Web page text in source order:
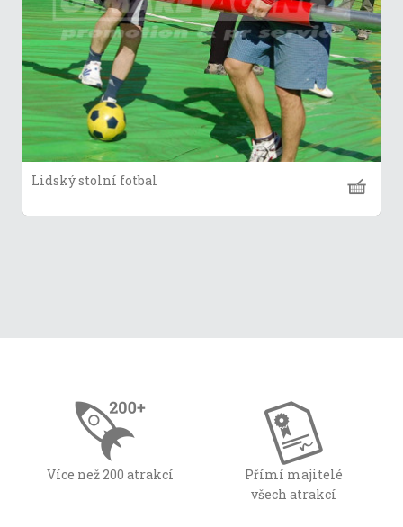
Lidský stolní fotbal
Více než 200 atrakcí
Přímí majitelé
všech atrakcí